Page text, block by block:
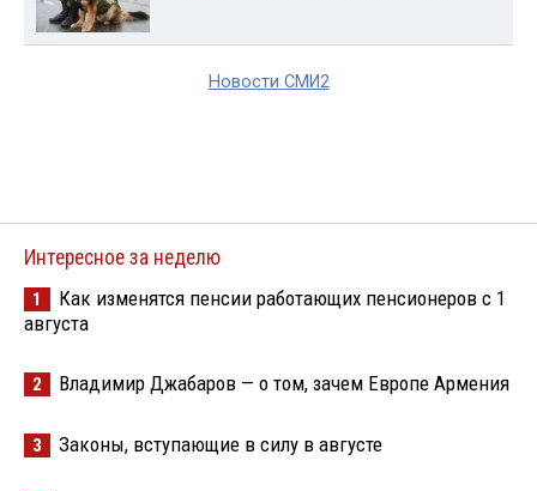
Новости СМИ2
Интересное за неделю
1
Как изменятся пенсии работающих пенсионеров с 1
августа
2 Владимир Джабаров — о том, зачем Европе Армения
3 Законы, вступающие в силу в августе